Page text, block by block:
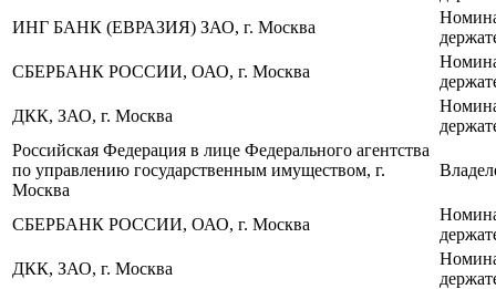
ИНГ БАНК (ЕВРАЗИЯ) ЗАО, г. Москва
СБЕРБАНК РОССИИ, ОАО, г. Москва
ДКК, ЗАО, г. Москва
Российская Федерация в лице Федерального агентства
по управлению государственным имуществом, г.
Москва
СБЕРБАНК РОССИИ, ОАО, г. Москва
ДКК, ЗАО, г. Москва